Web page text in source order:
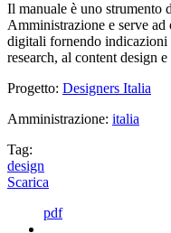
Il manuale è uno strumento
Amministrazione e serve
digitali fornendo indicazioni
research, al content design
Progetto: Designers Italia
Amministrazione: italia
Tag:
design
Scarica
pdf